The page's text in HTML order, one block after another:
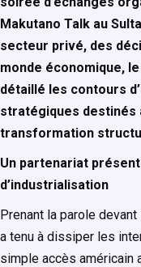
Makutano Talk au
secteur privé, des
monde économique,
détaillé les contours
stratégiques destinés
transformation
Un partenariat
d’industrialisation
Prenant la parole
a tenu à dissiper les
simple accès américain